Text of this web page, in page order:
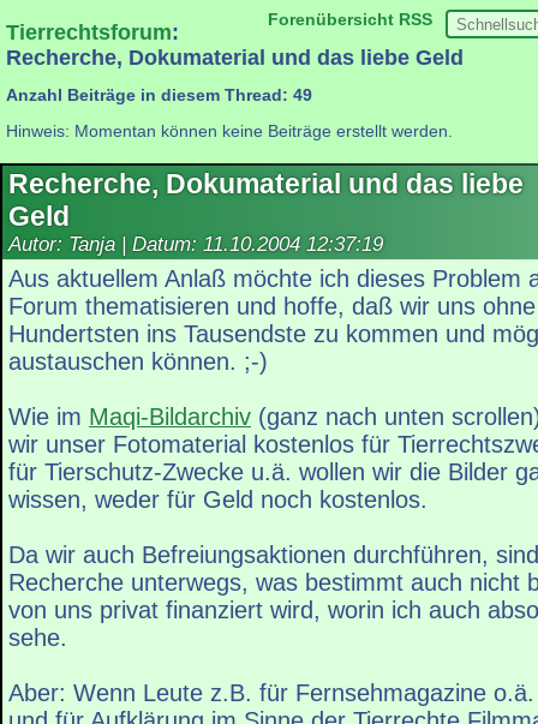
Forenübersicht RSS
Tierrechtsforum:
Recherche, Dokumaterial und das liebe Geld
Anzahl Beiträge in diesem Thread: 49
Hinweis: Momentan können keine Beiträge erstellt werden.
Recherche, Dokumaterial und das liebe
Geld
Autor: Tanja | Datum: 11.10.2004 12:37:19
Aus aktuellem Anlaß möchte ich dieses Problem
Forum thematisieren und hoffe, daß wir uns
Hundertsten ins Tausendste zu kommen und
austauschen können. ;-)
Wie im Maqi-Bildarchiv (ganz nach unten
wir unser Fotomaterial kostenlos für
für Tierschutz-Zwecke u.ä. wollen wir die Bilder
wissen, weder für Geld noch kostenlos.
Da wir auch Befreiungsaktionen durchführen,
Recherche unterwegs, was bestimmt auch nicht
von uns privat finanziert wird, worin ich auch
sehe.
Aber: Wenn Leute z.B. für Fernsehmagazine